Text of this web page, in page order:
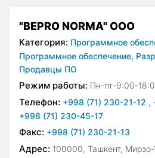
"BEPRO NORMA" ООО
Категория: Программное
Программное обеспечение,
Продавцы ПО
Режим работы: Пн-пт-9:00-
Телефон: +998 (71) 230-21-12 ,
+998 (71) 230-45-17
Факс: +998 (71) 230-21-13
Адрес: 100000, Ташкент, Мирзо-